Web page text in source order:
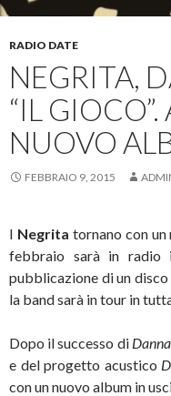
RADIO DATE
NEGRITA,
“IL
NUOVO
FEBBRAIO 9, 2015
I Negrita tornano con
febbraio sarà in radio
pubblicazione di un
la band sarà in tour in
Dopo il successo di
e del progetto acustico
con un nuovo album in